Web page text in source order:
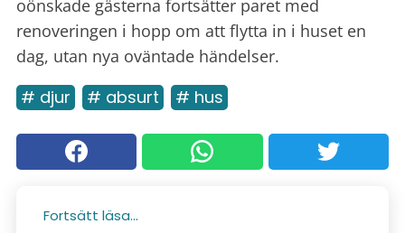
oönskade gästerna fortsätter paret med
renoveringen i hopp om att flytta in i huset en
dag, utan nya oväntade händelser.
# djur # absurt # hus
Fortsätt läsa...